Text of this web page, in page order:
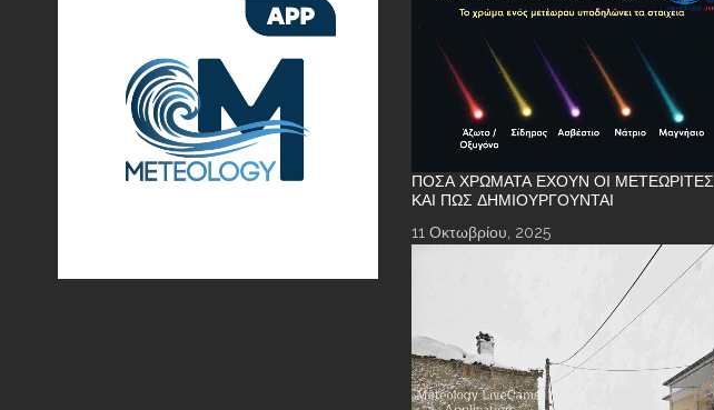
ΠΌΣΑ ΧΡΏΜΑΤΑ ΈΧΟΥΝ ΟΙ ΜΕΤΕΩΡΊΤΕΣ
ΚΑΙ ΠΏΣ ΔΗΜΙΟΥΡΓΟΎΝΤΑΙ
11 Οκτωβρίου, 2025